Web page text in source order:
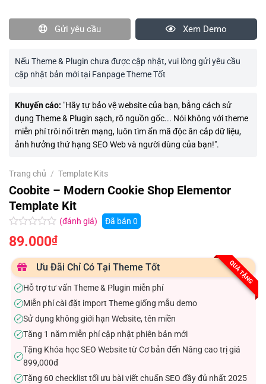
Gửi yêu cầu Xem Demo
Nếu Theme & Plugin chưa được cập nhật, vui lòng gửi yêu cầu
cập nhật bản mới tại Fanpage Theme Tốt
Khuyến cáo: "Hãy tự bảo vệ website của bạn, bằng cách sử
dụng Theme & Plugin sạch, rõ nguồn gốc... Nói không với theme
miễn phí trôi nổi trên mạng, luôn tìm ẩn mã độc ăn cắp dữ liệu,
ảnh hưởng thứ hạng SEO Web và người dùng của bạn!".
Trang chủ / Template Kits
Coobite – Modern Cookie Shop Elementor
Template Kit
Được
xếp
0.0
5
sao
(đánh giá) Đã bán 0
89.000₫
QUÀ TẶNG
Ưu Đãi Chỉ Có Tại Theme Tốt
✓Hỗ trợ tư vấn Theme & Plugin miễn phí
✓Miễn phí cài đặt import Theme giống mẫu demo
✓Sử dụng không giới hạn Website, tên miền
✓Tặng 1 năm miễn phí cập nhật phiên bản mới
✓
Tặng Khóa học SEO Website từ Cơ bản đến Nâng cao trị giá
899,000đ
✓Tặng 60 checklist tối ưu bài viết chuẩn SEO đầy đủ nhất 2025